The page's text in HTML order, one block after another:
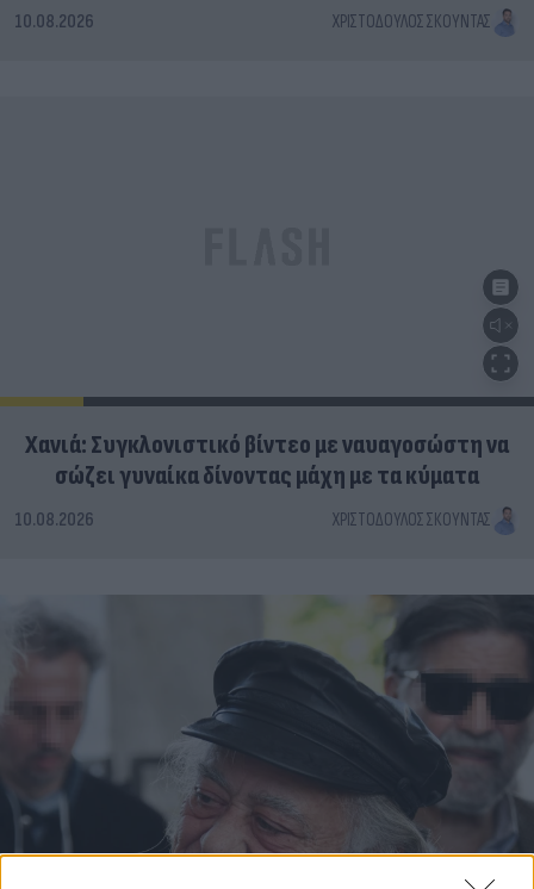
10.08.2026 ΧΡΙΣΤΌΔΟΥΛΟΣ ΣΚΟΎΝΤΑΣ
Χανιά: Συγκλονιστικό βίντεο με ναυαγοσώστη να
σώζει γυναίκα δίνοντας μάχη με τα κύματα
10.08.2026 ΧΡΙΣΤΌΔΟΥΛΟΣ ΣΚΟΎΝΤΑΣ